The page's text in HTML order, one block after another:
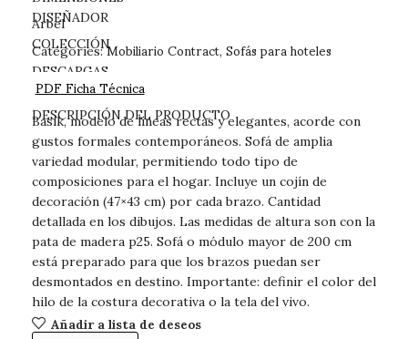
DESCRIPCIÓN DEL PRODUCTO
Basik, modelo de líneas rectas y elegantes, acorde con
gustos formales contemporáneos. Sofá de amplia
variedad modular, permitiendo todo tipo de
composiciones para el hogar. Incluye un cojín de
decoración (47×43 cm) por cada brazo. Cantidad
detallada en los dibujos. Las medidas de altura son con la
pata de madera p25. Sofá o módulo mayor de 200 cm
está preparado para que los brazos puedan ser
desmontados en destino. Importante: definir el color del
hilo de la costura decorativa o la tela del vivo.
Añadir a lista de deseos
DISEÑADOR
Arbel
COLECCIÓN
Categories:Mobiliario Contract, Sofás para hoteles
DESCARGAS
PDF Ficha Técnica